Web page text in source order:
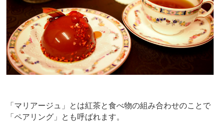
k
「マリアージュ」とは紅茶と食べ物の組み合わせのことで
「ペアリング」とも呼ばれます。